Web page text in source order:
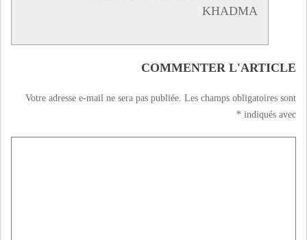
KHADMA
COMMENTER L'ARTICLE
Votre adresse e-mail ne sera pas publiée. Les champs obligatoires sont
indiqués avec
*